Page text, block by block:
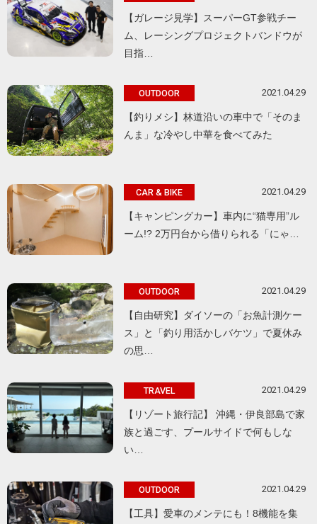
【ガレージ見学】スーパーGT参戦チー
ム、レーシングプロジェクトバンドウが
目指…
OUTDOOR 2021.04.29
【釣りメシ】林道沿いの車中で「そのま
んま」な冷やし中華を食べてみた
CAR & BIKE 2021.04.29
【キャンピングカー】車内に“猫専用”ル
ーム!? 2万円台から借りられる「にゃ…
OUTDOOR 2021.04.29
【自由研究】ダイソーの「お魚計測ケー
ス」と「釣り用活かしバケツ」で夏休み
の思…
TRAVEL 2021.04.29
【リゾート旅行記】 沖縄・伊良部島で家
族と過ごす、プールサイドで何もしな
い…
OUTDOOR 2021.04.29
【工具】愛車のメンテにも！8機能を集